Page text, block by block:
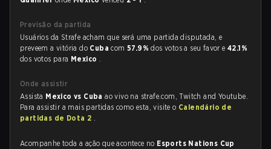
Previsão da partida
Usuários da Strafe acham que será uma partida disputada, e
preveem a vitória do Cubacom57.9%dos votos a seu favor e42.1%
dos votos para Mexico .
Onde assistir
Assista Mexico vs Cubaao vivo na strafe.com, Twitch and Youtube.
Para assistir a mais partidas como esta, visite o Calendário de
partidas de Dota 2 .
Acompanhe toda a ação que acontece no Esports Nations Cup